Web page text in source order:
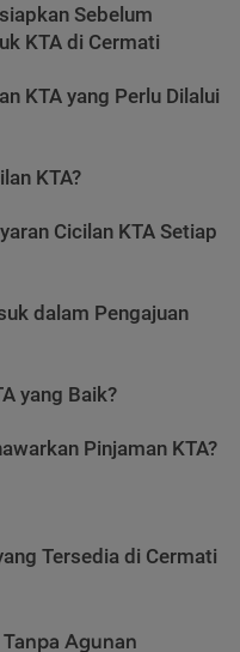
Sebelum
KTA di Cermati
KTA yang Perlu Dilalui
KTA?
Cicilan KTA Setiap
dalam Pengajuan
yang Baik?
Pinjaman KTA?
Tersedia di Cermati
Agunan